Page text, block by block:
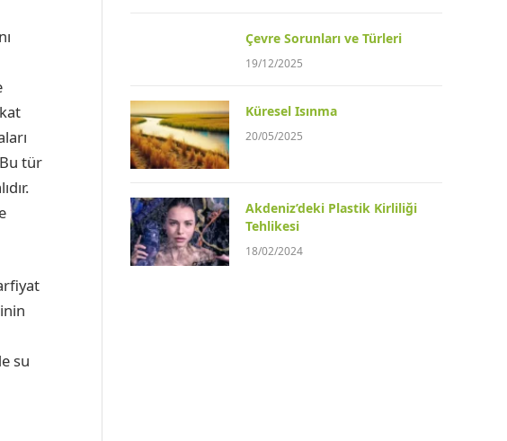
tür
su
Çevre Sorunları ve Türleri
19/12/2025
Küresel Isınma
20/05/2025
Akdeniz’deki Plastik Kirliliği
Tehlikesi
18/02/2024